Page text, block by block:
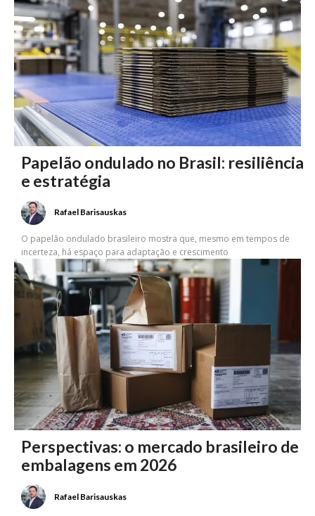
Papelão ondulado no Brasil: resiliência
e estratégia
Rafael Barisauskas
O papelão ondulado brasileiro mostra que, mesmo em tempos de
incerteza, há espaço para adaptação e crescimento
Perspectivas: o mercado brasileiro de
embalagens em 2026
Rafael Barisauskas